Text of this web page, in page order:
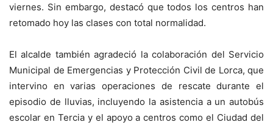
viernes. Sin embargo, destacó que todos los centros han
retomado hoy las clases con total normalidad.
El alcalde también agradeció la colaboración del Servicio
Municipal de Emergencias y Protección Civil de Lorca, que
intervino en varias operaciones de rescate durante el
episodio de lluvias, incluyendo la asistencia a un autobús
escolar en Tercia y el apoyo a centros como el Ciudad del